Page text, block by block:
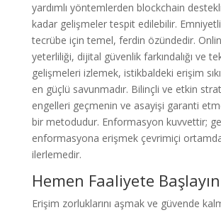
yardımlı yöntemlerden blockchain
kadar gelişmeler tespit edilebilir.
tecrübe için temel, ferdin özündedir.
yeterliliği, dijital güvenlik farkındalığı ve
gelişmeleri izlemek, istikbaldeki erişim
en güçlü savunmadır. Bilinçli ve etkin
engelleri geçmenin ve asayişi garanti
bir metodudur. Enformasyon kuvvettir;
enformasyona erişmek çevrimiçi
ilerlemedir.
Hemen Faaliyete
Erişim zorluklarını aşmak ve güvende